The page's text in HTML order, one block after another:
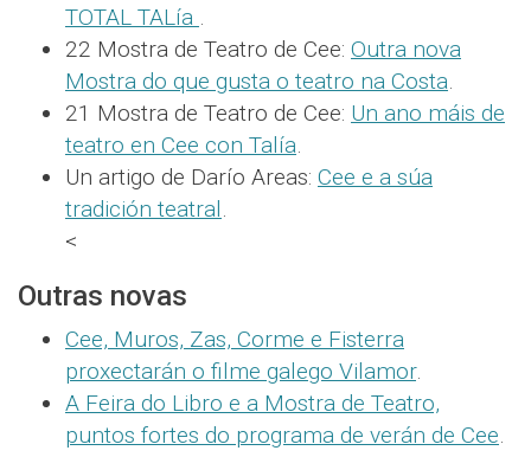
TOTAL TALía
22 Mostra de Teatro de Cee: Outra nova
Mostra do que gusta o teatro na Costa
21 Mostra de Teatro de Cee: Un ano máis de
teatro en Cee con Talía
Un artigo de Darío Areas: Cee e a súa
tradición teatral
<
Outras novas
Cee, Muros, Zas, Corme e Fisterra
proxectarán o filme galego Vilamor.
A Feira do Libro e a Mostra de Teatro,
puntos fortes do programa de verán de Cee